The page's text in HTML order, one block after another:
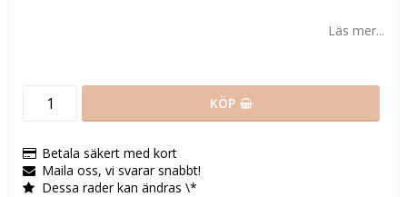
Läs mer...
KÖP
Betala säkert med kort
Maila oss, vi svarar snabbt!
Dessa rader kan ändras \*